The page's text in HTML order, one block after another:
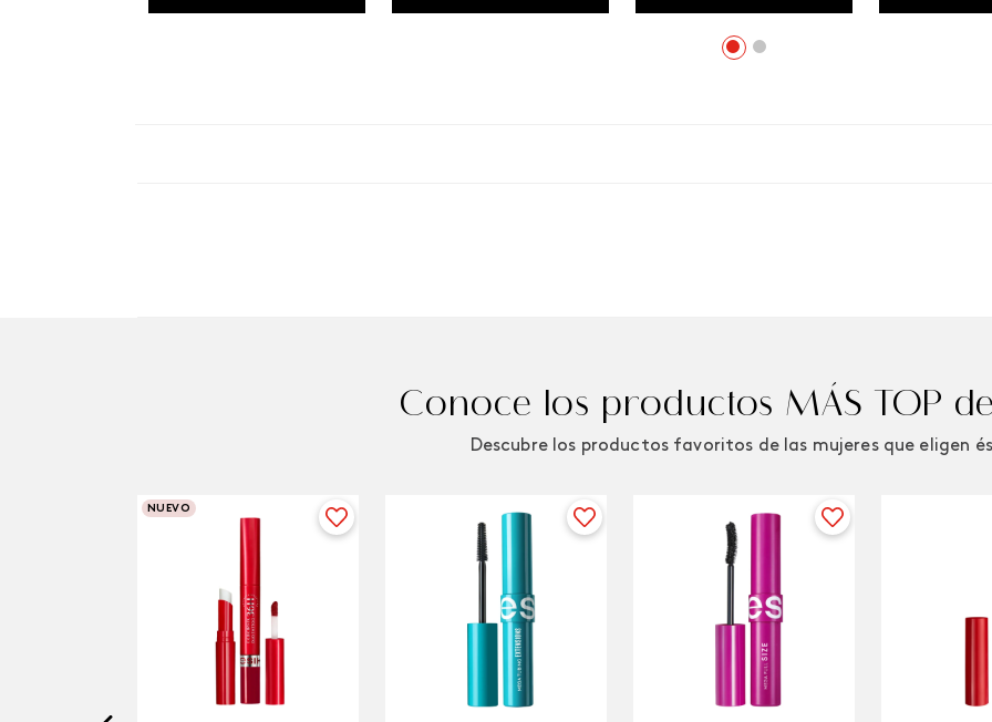
Conoce los productos MÁS TOP
Descubre los productos favoritos de las mujeres que eligen
NUEVO